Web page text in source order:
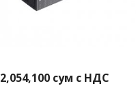
2,054,100 сум с НДС